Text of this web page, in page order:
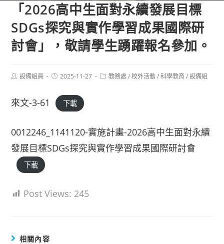
「2026高中生面對永續發展目標
SDGs探究與實作學習成果國際研
討會」，敬請學生踴躍報名參加。
Post設備組員
Post2025-11-27
Post教務處 / 校外活動 / 科學教育 / 設備組
來文-3-61 下載
0012246_1141120-實施計畫-2026高中生面對永續
發展目標SDGs探究與實作學習成果國際研討會
下載
Post Views: 245
相關內容